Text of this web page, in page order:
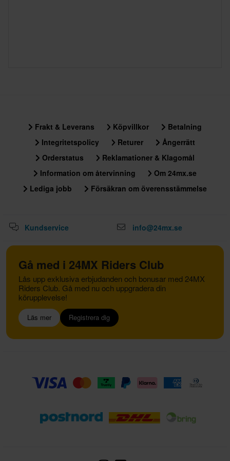
Frakt & Leverans Köpvillkor
Betalning
Integritetspolicy
Returer
Ångerrätt
Orderstatus
Reklamationer & Klagomål
Information om återvinning
Om 24mx.se
Lediga jobb
Försäkran om överensstämmelse
Kundservice info@24mx.se
Gå med i 24MX Riders Club
Lås upp exklusiva erbjudanden och bonusar med 24MX
Riders Club. Gå med nu och uppgradera din
körupplevelse!
Läs mer Registrera dig